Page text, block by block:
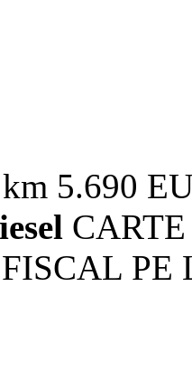
5.690
PE